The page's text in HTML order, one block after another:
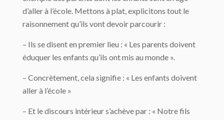
d’aller à l’école. Mettons à plat, explicitons tout le
raisonnement qu’ils vont devoir parcourir :
– Ils se disent en premier lieu : « Les parents doivent
éduquer les enfants qu’ils ont mis au monde ».
– Concrètement, cela signifie : « Les enfants doivent
aller à l’école »
– Et le discours intérieur s’achève par : « Notre fils